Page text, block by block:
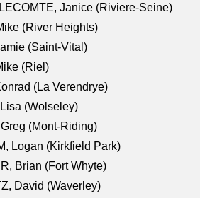
Janice (Riviere-Seine)
(River Heights)
(Saint-Vital)
(Riel)
(La Verendrye)
(Wolseley)
(Mont-Riding)
Logan (Kirkfield Park)
Brian (Fort Whyte)
David (Waverley)